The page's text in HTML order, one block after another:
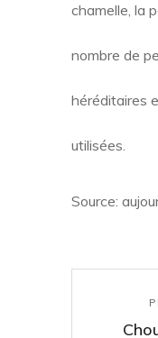
chamelle, la
nombre de
héréditaires
utilisées.
Source: